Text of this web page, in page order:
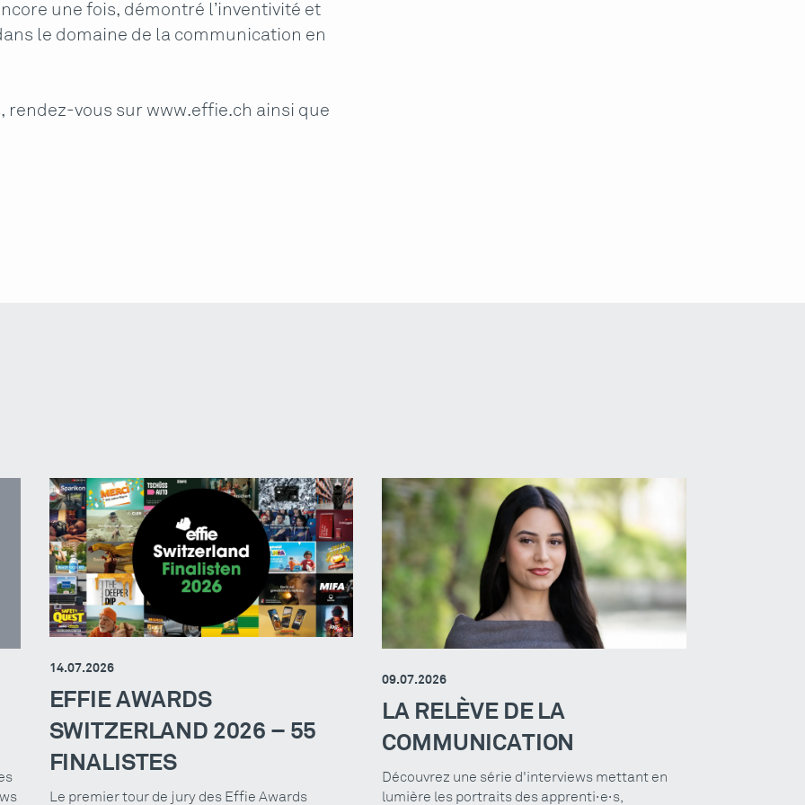
une fois, démontré l’inventivité et
le domaine de la communication en
rendez-vous sur www.effie.ch ainsi que
14.07.2026
EFFIE AWARDS
SWITZERLAND 2026 – 55
FINALISTES
Le premier tour de jury des Effie Awards
09.07.2026
LA RELÈVE DE LA
COMMUNICATION
Découvrez une série d'interviews mettant en
lumière les portraits des apprenti·e·s,